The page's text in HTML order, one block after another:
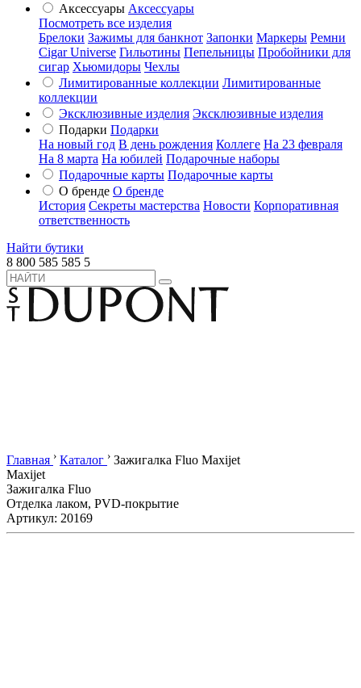
Аксессуары Аксессуары
Посмотреть все изделия
Брелоки Зажимы для банкнот Запонки Маркеры Ремни
Cigar Universe Гильотины Пепельницы Пробойники для
сигар Хьюмидоры Чехлы
Лимитированные коллекции Лимитированные
коллекции
Эксклюзивные изделия Эксклюзивные изделия
Подарки Подарки
На новый год В день рождения Коллеге На 23 февраля
На 8 марта На юбилей Подарочные наборы
Подарочные карты Подарочные карты
О бренде О бренде
История Секреты мастерства Новости Корпоративная
ответственность
Найти бутики
8 800 585 585 5
Главная › Каталог › Зажигалка Fluo Maxijet
Maxijet
Зажигалка Fluo
Отделка лаком, PVD-покрытие
Артикул: 20169